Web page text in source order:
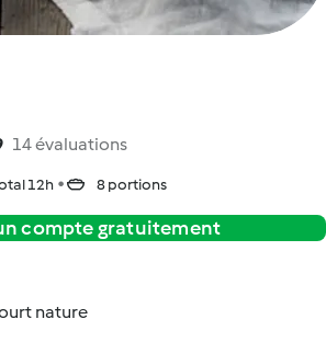
14 évaluations
12h 8 portions
compte gratuitement
nature